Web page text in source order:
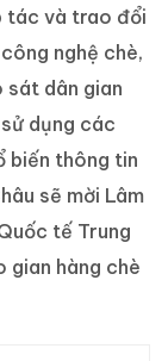
tác và trao đổi
nghệ chè,
sát dân gian
dụng các
biến thông tin
sẽ mời Lâm
tế Trung
gian hàng chè